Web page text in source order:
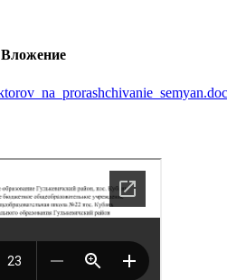
Вложение